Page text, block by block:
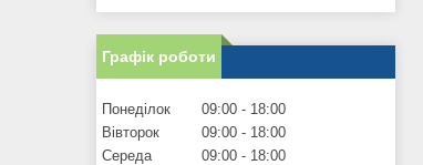
Графік роботи
Понеділок 09:00
18:00
Вівторок
09:00
18:00
Середа
09:00
18:00